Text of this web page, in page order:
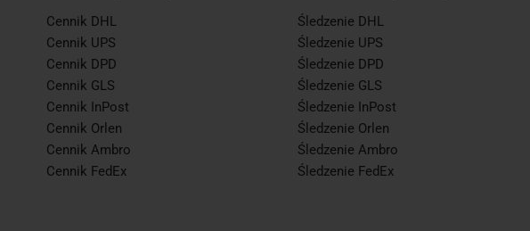
Cennik DHL
Cennik UPS
Cennik DPD
Cennik GLS
Cennik InPost
Cennik Orlen
Cennik Ambro
Cennik FedEx
Śledzenie DHL
Śledzenie UPS
Śledzenie DPD
Śledzenie GLS
Śledzenie InPost
Śledzenie Orlen
Śledzenie Ambro
Śledzenie FedEx